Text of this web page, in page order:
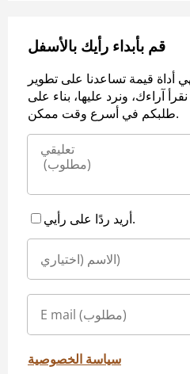
قم بأبداء رأيك بالأسفل
أداة قيمة تساعدنا على تطوير
آراءك، ونرد عليها، بناء على
طلبكم في أسرع وقت ممكن.
أريد ردًا على رأيي.
سياسة الخصوصية